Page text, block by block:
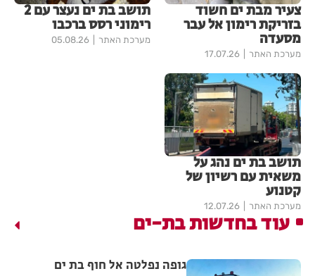
צעיר מבת ים חשוד
בזריקת רימון אל עבר
מסעדה
מערכת האתר 17.07.26
תושב בת ים נעצר עם 2
רימוני רסס ברכבו
מערכת האתר 05.08.26
תושב בת ים נהג על
משאית עם רשיון של
קטנוע
מערכת האתר 12.07.26
עוד בחדשות בת-ים
גופה נפלטה אל חוף בת ים